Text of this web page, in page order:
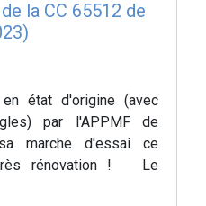
la CC 65512 de
état d'origine (avec
par l'APPMF de
marche d'essai ce
rénovation ! Le